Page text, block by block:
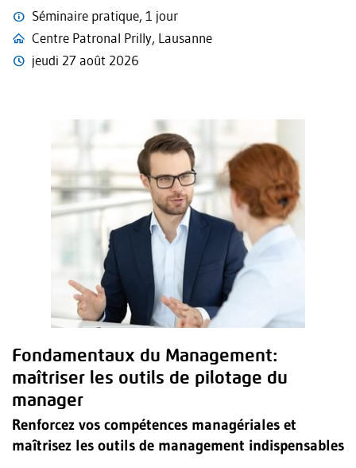
Séminaire pratique, 1 jour
Centre Patronal Prilly, Lausanne
jeudi 27 août 2026
Fondamentaux du Management:
maîtriser les outils de pilotage du
manager
Renforcez vos compétences managériales et
maîtrisez les outils de management indispensables